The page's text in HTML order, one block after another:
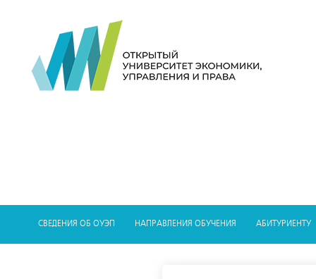
СВЕДЕНИЯ ОБ ОУЭП НАПРАВЛЕНИЯ ОБУЧЕНИЯ АБИТУРИЕНТУ